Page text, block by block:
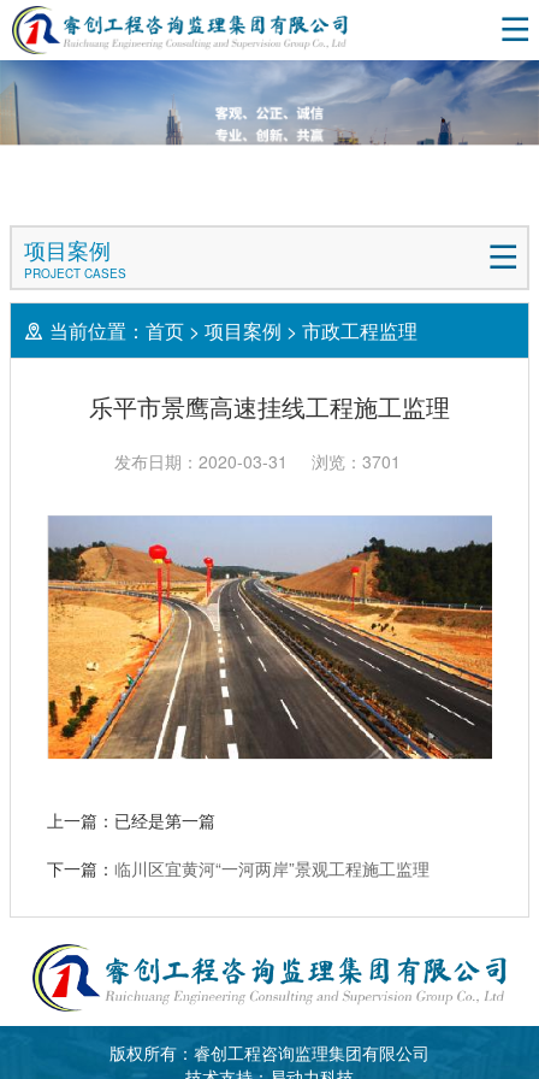
项目案例
PROJECT CASES
当前位置： 首页 > 项目案例 > 市政工程监理
乐平市景鹰高速挂线工程施工监理
发布日期：2020-03-31 浏览：3701
上一篇：已经是第一篇
下一篇： 临川区宜黄河“一河两岸”景观工程施工监理
版权所有：睿创工程咨询监理集团有限公司